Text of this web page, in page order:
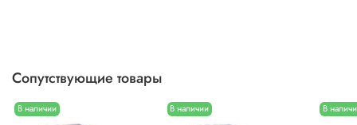
Сопутствующие товары
В наличии В наличии В